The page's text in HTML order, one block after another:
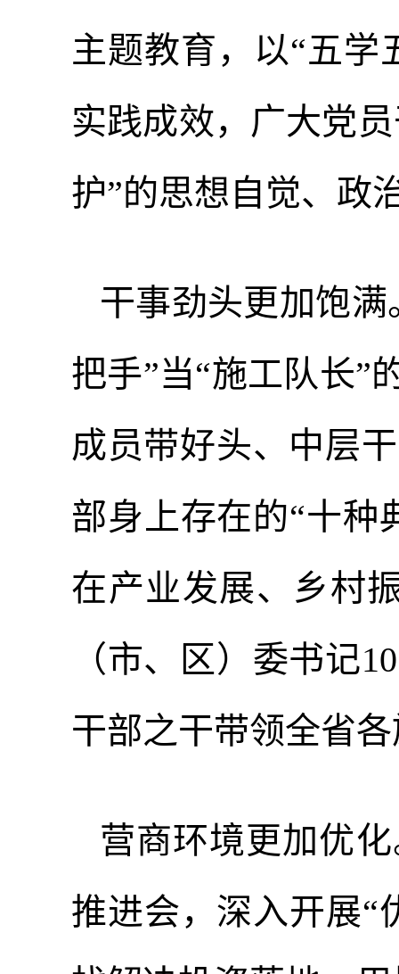
主题教育，以“五学
实践成效，广大党
护”的思想自觉、政
干事劲头更加饱满
把手”当“施工队长”
成员带好头、中层
部身上存在的“十种
在产业发展、乡村
（市、区）委书记
干部之干带领全省
营商环境更加优
推进会，深入开展“